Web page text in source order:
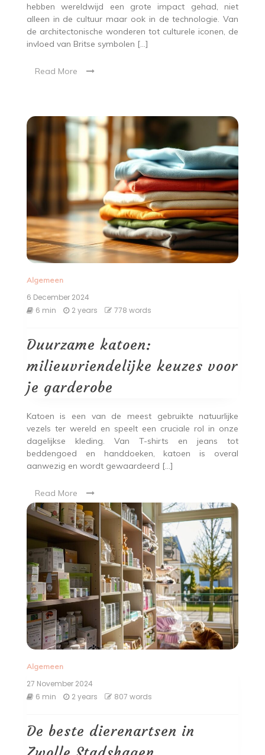
hebben wereldwijd een grote impact gehad, niet
alleen in de cultuur maar ook in de technologie. Van
de architectonische wonderen tot culturele iconen, de
invloed van Britse symbolen […]
Read More
Algemeen
6 December 2024
6 min
2 years 778 words
Duurzame katoen:
milieuvriendelijke keuzes voor
je garderobe
Katoen is een van de meest gebruikte natuurlijke
vezels ter wereld en speelt een cruciale rol in onze
dagelijkse kleding. Van T-shirts en jeans tot
beddengoed en handdoeken, katoen is overal
aanwezig en wordt gewaardeerd […]
Read More
Algemeen
27 November 2024
6 min
2 years 807 words
De beste dierenartsen in